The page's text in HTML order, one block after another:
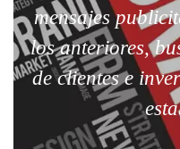
mensajes
los anteriores,
de clientes e